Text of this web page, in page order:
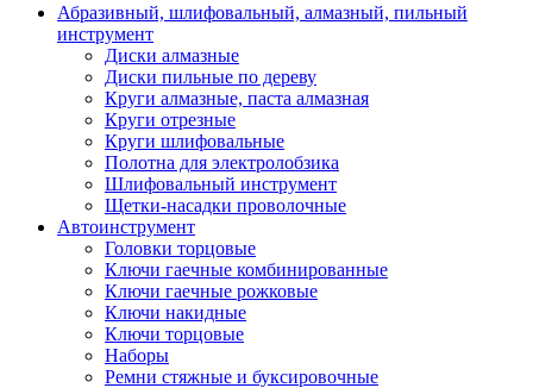
Абразивный, шлифовальный, алмазный, пильный
инструмент
Диски алмазные
Диски пильные по дереву
Круги алмазные, паста алмазная
Круги отрезные
Круги шлифовальные
Полотна для электролобзика
Шлифовальный инструмент
Щетки-насадки проволочные
Автоинструмент
Головки торцовые
Ключи гаечные комбинированные
Ключи гаечные рожковые
Ключи накидные
Ключи торцовые
Наборы
Ремни стяжные и буксировочные